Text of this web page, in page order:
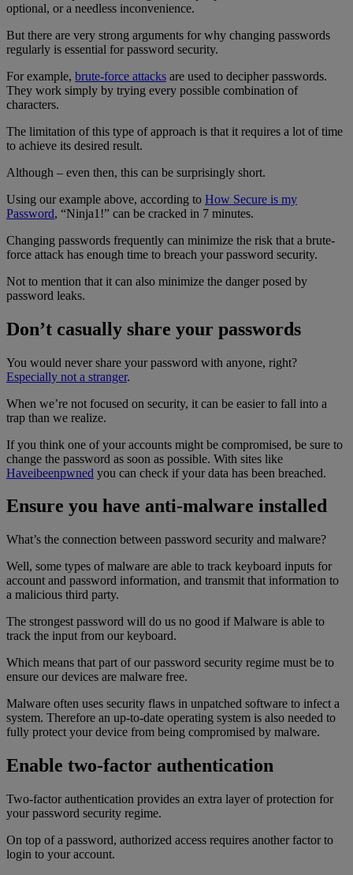
optional, or a needless inconvenience.
But there are very strong arguments for why changing passwords
regularly is essential for password security.
For example, brute-force attacks are used to decipher passwords.
They work simply by trying every possible combination of
characters.
The limitation of this type of approach is that it requires a lot of time
to achieve its desired result.
Although – even then, this can be surprisingly short.
Using our example above, according to How Secure is my
Password, “Ninja1!” can be cracked in 7 minutes.
Changing passwords frequently can minimize the risk that a brute-
force attack has enough time to breach your password security.
Not to mention that it can also minimize the danger posed by
password leaks.
Don’t casually share your passwords
You would never share your password with anyone, right?
Especially not a stranger.
When we’re not focused on security, it can be easier to fall into a
trap than we realize.
If you think one of your accounts might be compromised, be sure to
change the password as soon as possible. With sites like
Haveibeenpwned you can check if your data has been breached.
Ensure you have anti-malware installed
What’s the connection between password security and malware?
Well, some types of malware are able to track keyboard inputs for
account and password information, and transmit that information to
a malicious third party.
The strongest password will do us no good if Malware is able to
track the input from our keyboard.
Which means that part of our password security regime must be to
ensure our devices are malware free.
Malware often uses security flaws in unpatched software to infect a
system. Therefore an up-to-date operating system is also needed to
fully protect your device from being compromised by malware.
Enable two-factor authentication
Two-factor authentication provides an extra layer of protection for
your password security regime.
On top of a password, authorized access requires another factor to
login to your account.